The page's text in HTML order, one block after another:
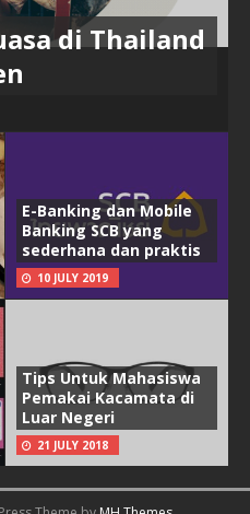
di Thailand
E-Banking dan Mobile
Banking SCB yang
sederhana dan praktis
10 JULY 2019
Tips Untuk Mahasiswa
Pemakai Kacamata di
Luar Negeri
21 JULY 2018